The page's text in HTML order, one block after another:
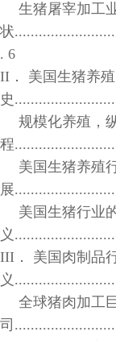
生猪屠宰加工
状
. 6
II． 美国生猪养
史
规模化养殖，
程
美国生猪养殖
展
美国生猪行业
义
III． 美国肉制品
义
全球猪肉加工
司